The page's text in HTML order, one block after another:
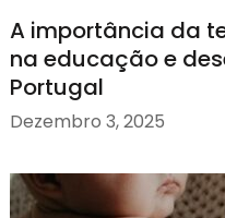
A importância da
na educação e
Portugal
Dezembro 3, 2025